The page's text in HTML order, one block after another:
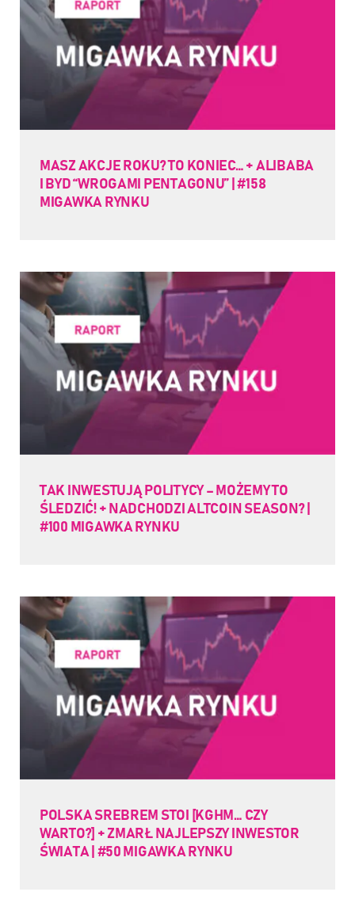
MASZ AKCJE ROKU? TO KONIEC… + ALIBABA
I BYD “WROGAMI PENTAGONU” | #158
MIGAWKA RYNKU
TAK INWESTUJĄ POLITYCY – MOŻEMY TO
ŚLEDZIĆ! + NADCHODZI ALTCOIN SEASON? |
#100 MIGAWKA RYNKU
POLSKA SREBREM STOI [KGHM… CZY
WARTO?] + ZMARŁ NAJLEPSZY INWESTOR
ŚWIATA | #50 MIGAWKA RYNKU